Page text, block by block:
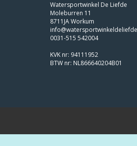
Watersportwinkel De Liefde
Moleburren 11
8711JA Workum
0031-515 542004
KVK nr: 94111952
BTW nr: NL866640204B01